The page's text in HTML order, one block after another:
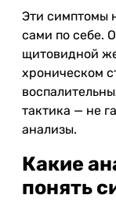
Эти симптомы
сами по себе.
щитовидной
хроническом
тактика — не
анализы.
Какие
понять